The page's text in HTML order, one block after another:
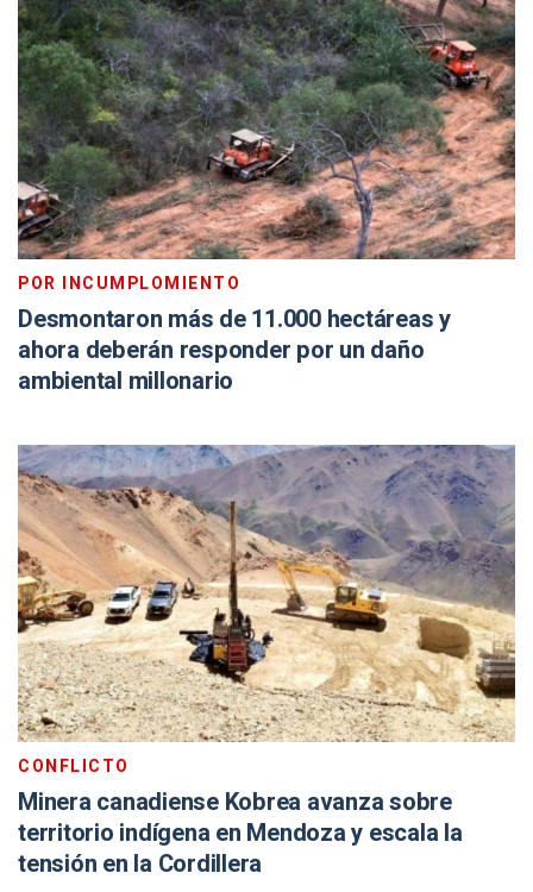
POR INCUMPLOMIENTO
Desmontaron más de 11.000 hectáreas y
ahora deberán responder por un daño
ambiental millonario
CONFLICTO
Minera canadiense Kobrea avanza sobre
territorio indígena en Mendoza y escala la
tensión en la Cordillera